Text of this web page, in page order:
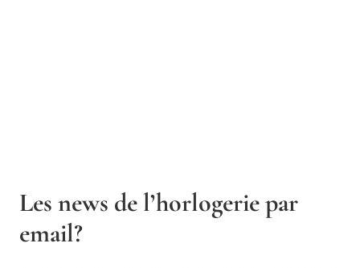
Les news de l’horlogerie par
email?